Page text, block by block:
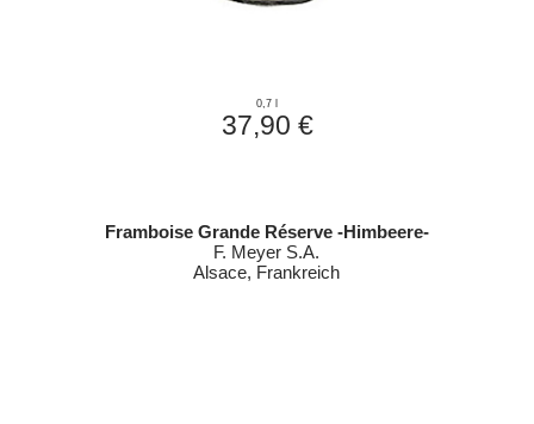
0,7 l
37,90 €
Framboise Grande Réserve -Himbeere-
F. Meyer S.A.
Alsace, Frankreich